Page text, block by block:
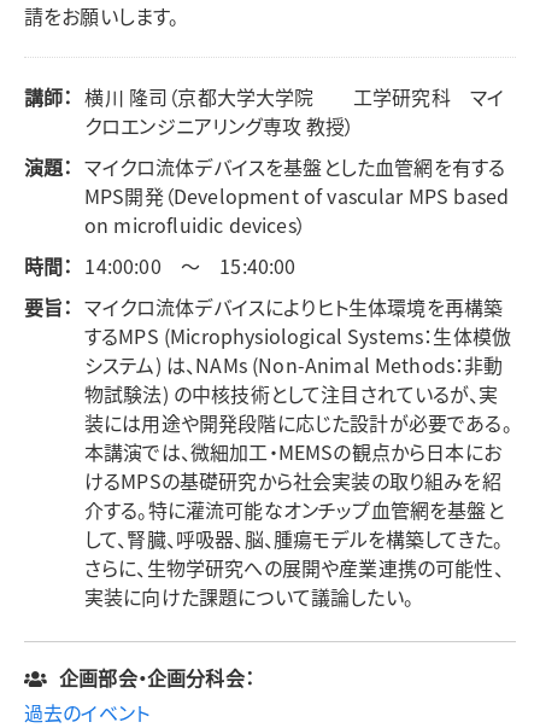
請をお願いします。
講師： 横川 隆司（京都大学大学院 工学研究科 マイ
クロエンジニアリング専攻 教授）
演題： マイクロ流体デバイスを基盤とした血管網を有する
MPS開発（Development of vascular MPS based
on microfluidic devices）
時間： 14:00:00 ～ 15:40:00
要旨： マイクロ流体デバイスによりヒト生体環境を再構築
するMPS (Microphysiological Systems：生体模倣
システム) は、NAMs (Non-Animal Methods：非動
物試験法) の中核技術として注目されているが、実
装には用途や開発段階に応じた設計が必要である。
本講演では、微細加工・MEMSの観点から日本にお
けるMPSの基礎研究から社会実装の取り組みを紹
介する。特に灌流可能なオンチップ血管網を基盤と
して、腎臓、呼吸器、脳、腫瘍モデルを構築してきた。
さらに、生物学研究への展開や産業連携の可能性、
実装に向けた課題について議論したい。
企画部会・企画分科会：
過去のイベント